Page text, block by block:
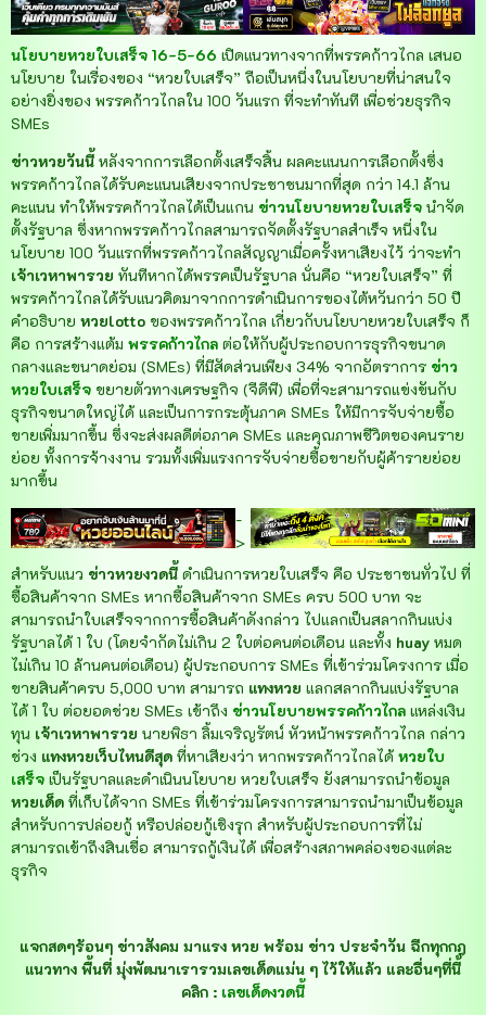
นโยบายหวยใบเสร็จ 16-5-66 เปิดแนวทางจากที่พรรคก้าวไกล เสนอ
นโยบาย ในเรื่องของ “หวยใบเสร็จ” ถือเป็นหนึ่งในนโยบายที่น่าสนใจ
อย่างยิ่งของ พรรคก้าวไกลใน 100 วันแรก ที่จะทำทันที เพื่อช่วยธุรกิจ
SMEs
ข่าวหวยวันนี้ หลังจากการเลือกตั้งเสร็จสิ้น ผลคะแนนการเลือกตั้งซึ่ง
พรรคก้าวไกลได้รับคะแนนเสียงจากประชาชนมากที่สุด กว่า 14.1 ล้าน
คะแนน ทำให้พรรคก้าวไกลได้เป็นแกน ข่าวนโยบายหวยใบเสร็จ นำจัด
ตั้งรัฐบาล ซึ่งหากพรรคก้าวไกลสามารถจัดตั้งรัฐบาลสำเร็จ หนึ่งใน
นโยบาย 100 วันแรกที่พรรคก้าวไกลสัญญาเมื่อครั้งหาเสียงไว้ ว่าจะทำ
เจ้าเวหาพารวย ทันทีหากได้พรรคเป็นรัฐบาล นั่นคือ “หวยใบเสร็จ” ที่
พรรคก้าวไกลได้รับแนวคิดมาจากการดำเนินการของไต้หวันกว่า 50 ปี
คำอธิบาย หวยlotto ของพรรคก้าวไกล เกี่ยวกับนโยบายหวยใบเสร็จ ก็
คือ การสร้างแต้ม พรรคก้าวไกล ต่อให้กับผู้ประกอบการธุรกิจขนาด
กลางและขนาดย่อม (SMEs) ที่มีสัดส่วนเพียง 34% จากอัตราการ ข่าว
หวยใบเสร็จ ขยายตัวทางเศรษฐกิจ (จีดีพี) เพื่อที่จะสามารถแข่งขันกับ
ธุรกิจขนาดใหญ่ได้ และเป็นการกระตุ้นภาค SMEs ให้มีการจับจ่ายซื้อ
ขายเพิ่มมากขึ้น ซึ่งจะส่งผลดีต่อภาค SMEs และคุณภาพชีวิตของคนราย
ย่อย ทั้งการจ้างงาน รวมทั้งเพิ่มแรงการจับจ่ายซื้อขายกับผู้ค้ารายย่อย
มากขึ้น
-
>
สำหรับแนว ข่าวหวยงวดนี้ ดำเนินการหวยใบเสร็จ คือ ประชาชนทั่วไป ที่
ซื้อสินค้าจาก SMEs หากซื้อสินค้าจาก SMEs ครบ 500 บาท จะ
สามารถนำใบเสร็จจากการซื้อสินค้าดังกล่าว ไปแลกเป็นสลากกินแบ่ง
รัฐบาลได้ 1 ใบ (โดยจำกัดไม่เกิน 2 ใบต่อคนต่อเดือน และทั้ง huay หมด
ไม่เกิน 10 ล้านคนต่อเดือน) ผู้ประกอบการ SMEs ที่เข้าร่วมโครงการ เมื่อ
ขายสินค้าครบ 5,000 บาท สามารถ แทงหวย แลกสลากกินแบ่งรัฐบาล
ได้ 1 ใบ ต่อยอดช่วย SMEs เข้าถึง ข่าวนโยบายพรรคก้าวไกล แหล่งเงิน
ทุน เจ้าเวหาพารวย นายพิธา ลิ้มเจริญรัตน์ หัวหน้าพรรคก้าวไกล กล่าว
ช่วง แทงหวยเว็บไหนดีสุด ที่หาเสียงว่า หากพรรคก้าวไกลได้ หวยใบ
เสร็จ เป็นรัฐบาลและดำเนินนโยบาย หวยใบเสร็จ ยังสามารถนำข้อมูล
หวยเด็ด ที่เก็บได้จาก SMEs ที่เข้าร่วมโครงการสามารถนำมาเป็นข้อมูล
สำหรับการปล่อยกู้ หรือปล่อยกู้เชิงรุก สำหรับผู้ประกอบการที่ไม่
สามารถเข้าถึงสินเชื่อ สามารถกู้เงินได้ เพื่อสร้างสภาพคล่องของแต่ละ
ธุรกิจ
แจกสดๆร้อนๆ ข่าวสังคม มาแรง หวย พร้อม ข่าว ประจำวัน ฉีกทุกกฎ
แนวทาง พื้นที่ มุ่งพัฒนาเรารวมเลขเด็ดแม่น ๆ ไว้ให้แล้ว และอื่นๆที่นี้
คลิก : เลขเด็ดงวดนี้